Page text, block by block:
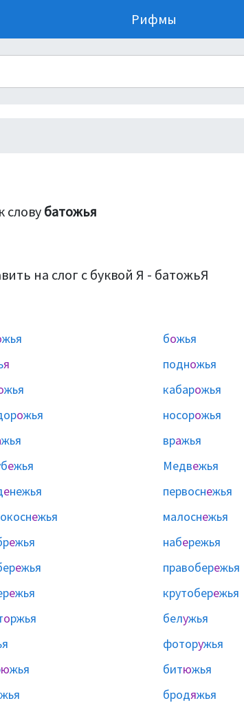
Рифмы
слову батожья
на слог с буквой Я - батожьЯ
жья божья
я подножья
жья кабарожья
ожья носорожья
жья вражья
ежья Медвежья
енежья первоснежья
ежья малоснежья
ежья набережья
ежья правобережья
ежья крутобережья
оржья белужья
фоторужья
южья битюжья
жья бродяжья